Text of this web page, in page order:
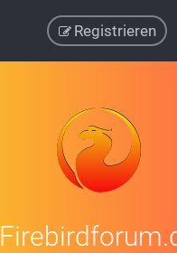
Registrieren